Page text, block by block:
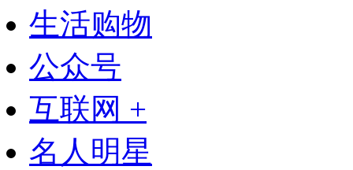
生活购物
公众号
互联网 +
名人明星